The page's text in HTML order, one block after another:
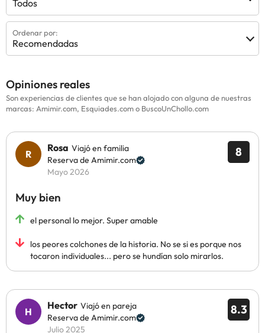
Todos
Ordenar por:
Recomendadas
Opiniones reales
Son experiencias de clientes que se han alojado con alguna de nuestras
marcas: Amimir.com, Esquiades.com o BuscoUnChollo.com
8
Rosa Viajó en familia
Reserva de Amimir.com
Mayo 2026
Muy bien
el personal lo mejor. Super amable
los peores colchones de la historia. No se si es porque nos
tocaron individuales... pero se hundían solo mirarlos.
8.3
Hector Viajó en pareja
Reserva de Amimir.com
Julio 2025